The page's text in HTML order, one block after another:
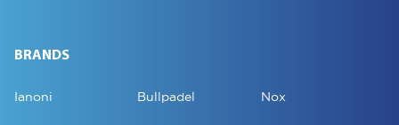
BRANDS
Ianoni Bullpadel Nox